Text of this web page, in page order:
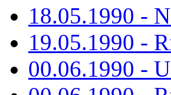
18.05.1990 -
19.05.1990 -
00.06.1990 -